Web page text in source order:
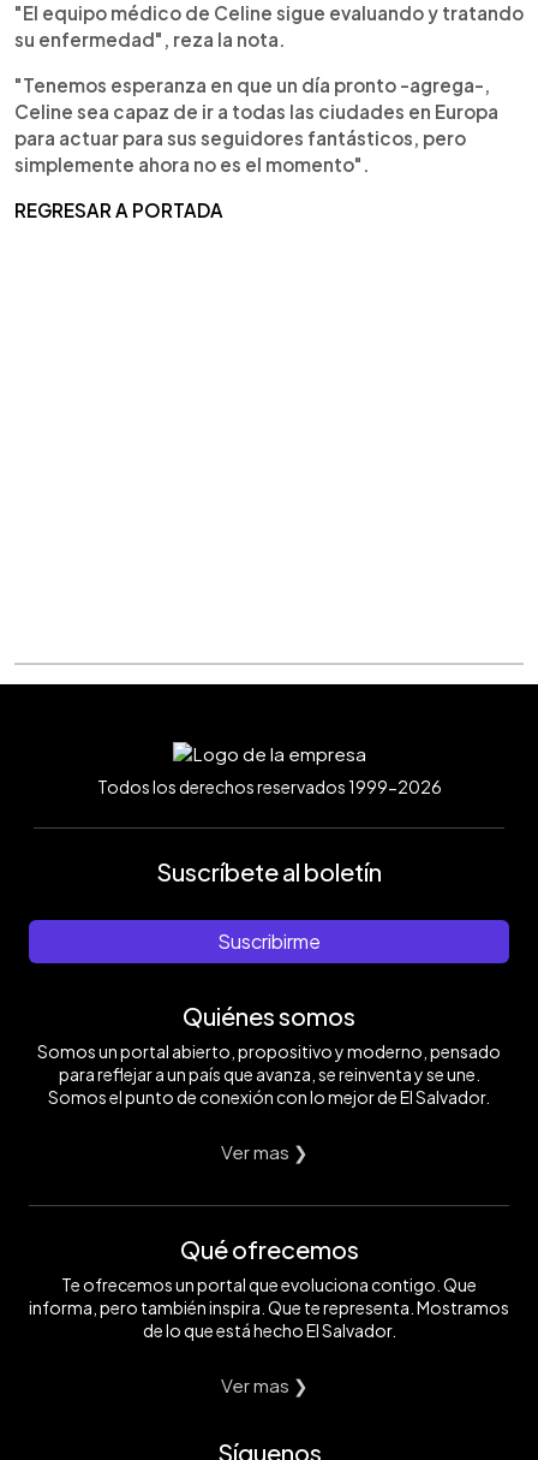
"El equipo médico de Celine sigue evaluando y tratando
su enfermedad", reza la nota.
"Tenemos esperanza en que un día pronto -agrega-,
Celine sea capaz de ir a todas las ciudades en Europa
para actuar para sus seguidores fantásticos, pero
simplemente ahora no es el momento".
REGRESAR A PORTADA
Todos los derechos reservados 1999-2026
Suscríbete al boletín
Suscribirme
Quiénes somos
Somos un portal abierto, propositivo y moderno, pensado
para reflejar a un país que avanza, se reinventa y se une.
Somos el punto de conexión con lo mejor de El Salvador.
Ver mas ❯
Qué ofrecemos
Te ofrecemos un portal que evoluciona contigo. Que
informa, pero también inspira. Que te representa. Mostramos
de lo que está hecho El Salvador.
Ver mas ❯
Síguenos